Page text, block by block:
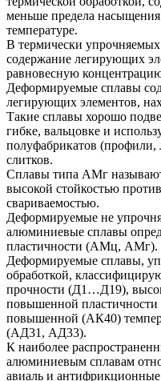
меньше предела насыщения
температуре.
В термически
содержание легирующих
равновесную
Деформируемые сплавы
легирующих элементов,
Такие сплавы хорошо
гибке, вальцовке и
полуфабрикатов (профили,
слитков.
Сплавы типа АМг
высокой стойкостью
свариваемостью.
Деформируемые не
алюминиевые сплавы
пластичности (АМц, АМг).
Деформируемые сплавы,
обработкой,
прочности (Д1…Д19),
повышенной
повышенной (АК40)
(АД31, АД33).
К наиболее
алюминиевым сплавам
авиаль и